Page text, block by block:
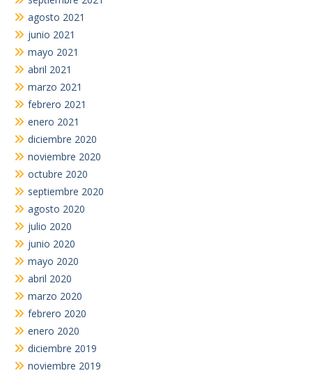
agosto 2021
junio 2021
mayo 2021
abril 2021
marzo 2021
febrero 2021
enero 2021
diciembre 2020
noviembre 2020
octubre 2020
septiembre 2020
agosto 2020
julio 2020
junio 2020
mayo 2020
abril 2020
marzo 2020
febrero 2020
enero 2020
diciembre 2019
noviembre 2019